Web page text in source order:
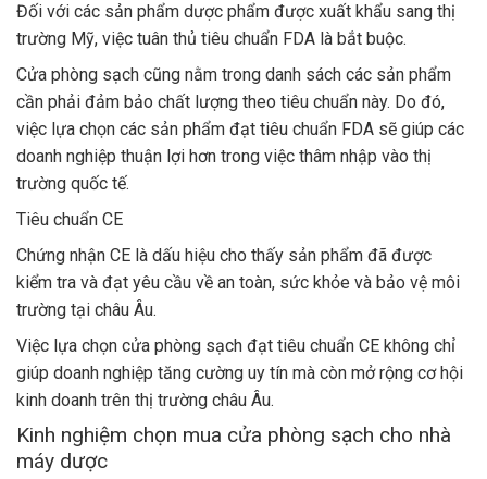
Đối với các sản phẩm dược phẩm được xuất khẩu sang thị
trường Mỹ, việc tuân thủ tiêu chuẩn FDA là bắt buộc.
Cửa phòng sạch cũng nằm trong danh sách các sản phẩm
cần phải đảm bảo chất lượng theo tiêu chuẩn này. Do đó,
việc lựa chọn các sản phẩm đạt tiêu chuẩn FDA sẽ giúp các
doanh nghiệp thuận lợi hơn trong việc thâm nhập vào thị
trường quốc tế.
Tiêu chuẩn CE
Chứng nhận CE là dấu hiệu cho thấy sản phẩm đã được
kiểm tra và đạt yêu cầu về an toàn, sức khỏe và bảo vệ môi
trường tại châu Âu.
Việc lựa chọn cửa phòng sạch đạt tiêu chuẩn CE không chỉ
giúp doanh nghiệp tăng cường uy tín mà còn mở rộng cơ hội
kinh doanh trên thị trường châu Âu.
Kinh nghiệm chọn mua cửa phòng sạch cho nhà
máy dược